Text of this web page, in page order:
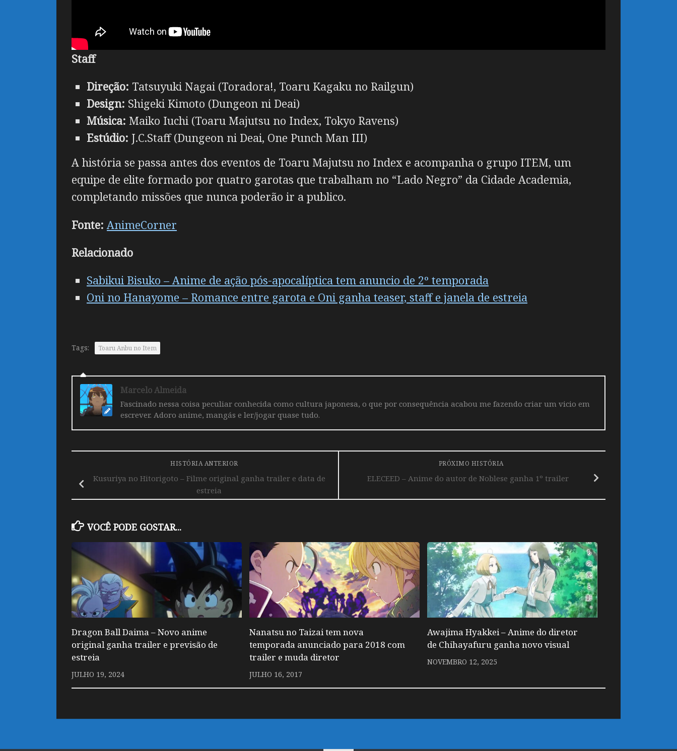
Staff
Direção: Tatsuyuki Nagai (Toradora!, Toaru Kagaku no Railgun)
Design: Shigeki Kimoto (Dungeon ni Deai)
Música: Maiko Iuchi (Toaru Majutsu no Index, Tokyo Ravens)
Estúdio: J.C.Staff (Dungeon ni Deai, One Punch Man III)
A história se passa antes dos eventos de Toaru Majutsu no Index e acompanha o grupo ITEM, um
equipe de elite formado por quatro garotas que trabalham no “Lado Negro” da Cidade Academia,
completando missões que nunca poderão ir a publico.
Fonte: AnimeCorner
Relacionado
Sabikui Bisuko – Anime de ação pós-apocalíptica tem anuncio de 2º temporada
Oni no Hanayome – Romance entre garota e Oni ganha teaser, staff e janela de estreia
Tags: Toaru Anbu no Item
Marcelo Almeida
Fascinado nessa coisa peculiar conhecida como cultura japonesa, o que por consequência acabou me fazendo criar um vicio em
escrever. Adoro anime, mangás e ler/jogar quase tudo.
PRÓXIMO HISTÓRIA
ELECEED – Anime do autor de Noblese ganha 1º trailer
HISTÓRIA ANTERIOR
Kusuriya no Hitorigoto – Filme original ganha trailer e data de
estreia
VOCÊ PODE GOSTAR...
Dragon Ball Daima – Novo anime
original ganha trailer e previsão de
estreia
JULHO 19, 2024
Nanatsu no Taizai tem nova
temporada anunciado para 2018 com
trailer e muda diretor
JULHO 16, 2017
Awajima Hyakkei – Anime do diretor
de Chihayafuru ganha novo visual
NOVEMBRO 12, 2025